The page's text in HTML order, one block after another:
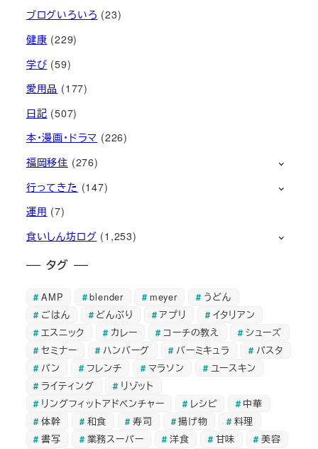
ブログいろいろ (23)
健康 (229)
学び (59)
愛用品 (177)
日記 (507)
本・漫画・ドラマ (226)
福岡移住 (276)
行ってきた (147)
運用 (7)
食いしん坊ログ (1,253)
タグ
AMP blender meyer
うどん
ごはん
どんぶり アプリ
イタリアン
エスニック
カレー コーチの教え
シューズ
セミナー
ハンバーグ バーミキュラ
パスタ
パン
フレンチ マラソン
ユースキン
ライティング
リゾット
リングフィットアドベンチャー
レシピ
中華
体幹
和食 寿司 揚げ物
料理
書写
業務スーパー 洋食 甘味 美容